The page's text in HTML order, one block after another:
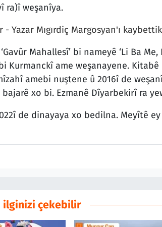
ra)î weşanîya.
Mahallesî’ bi nameyê ‘Li Ba
Kurmanckî ame weşanayene. Kitabê
amebi nuştene û 2016î de
xo bi. Ezmanê Dîyarbekirî ra
de dinayaya xo bedilna. Meyîtê
ilginizi çekebilir